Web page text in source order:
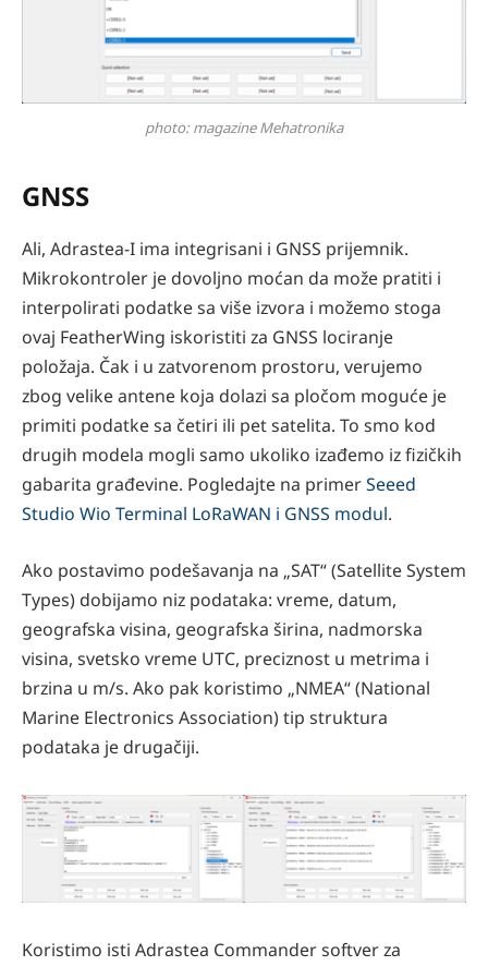
photo: magazine Mehatronika
GNSS
Ali, Adrastea-I ima integrisani i GNSS prijemnik.
Mikrokontroler je dovoljno moćan da može pratiti i
interpolirati podatke sa više izvora i možemo stoga
ovaj FeatherWing iskoristiti za GNSS lociranje
položaja. Čak i u zatvorenom prostoru, verujemo
zbog velike antene koja dolazi sa pločom moguće je
primiti podatke sa četiri ili pet satelita. To smo kod
drugih modela mogli samo ukoliko izađemo iz fizičkih
gabarita građevine. Pogledajte na primerSeeed
Studio Wio Terminal LoRaWAN i GNSS modul.
Ako postavimo podešavanja na „SAT“ (Satellite System
Types) dobijamo niz podataka: vreme, datum,
geografska visina, geografska širina, nadmorska
visina, svetsko vreme UTC, preciznost u metrima i
brzina u m/s. Ako pak koristimo „NMEA“ (National
Marine Electronics Association) tip struktura
podataka je drugačiji.
Koristimo isti Adrastea Commander softver za